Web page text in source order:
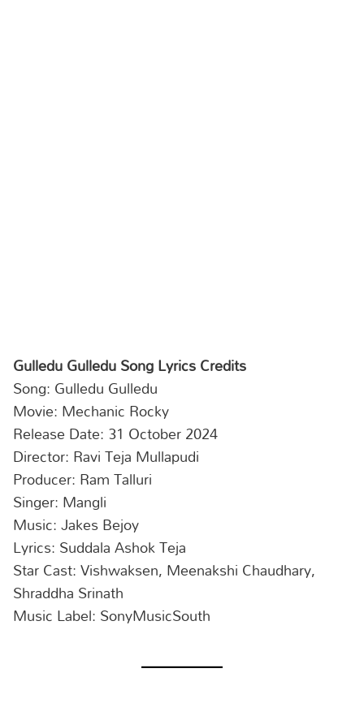
Gulledu Gulledu Song Lyrics Credits
Song: Gulledu Gulledu
Movie: Mechanic Rocky
Release Date: 31 October 2024
Director: Ravi Teja Mullapudi
Producer: Ram Talluri
Singer: Mangli
Music: Jakes Bejoy
Lyrics: Suddala Ashok Teja
Star Cast: Vishwaksen, Meenakshi Chaudhary,
Shraddha Srinath
Music Label: SonyMusicSouth